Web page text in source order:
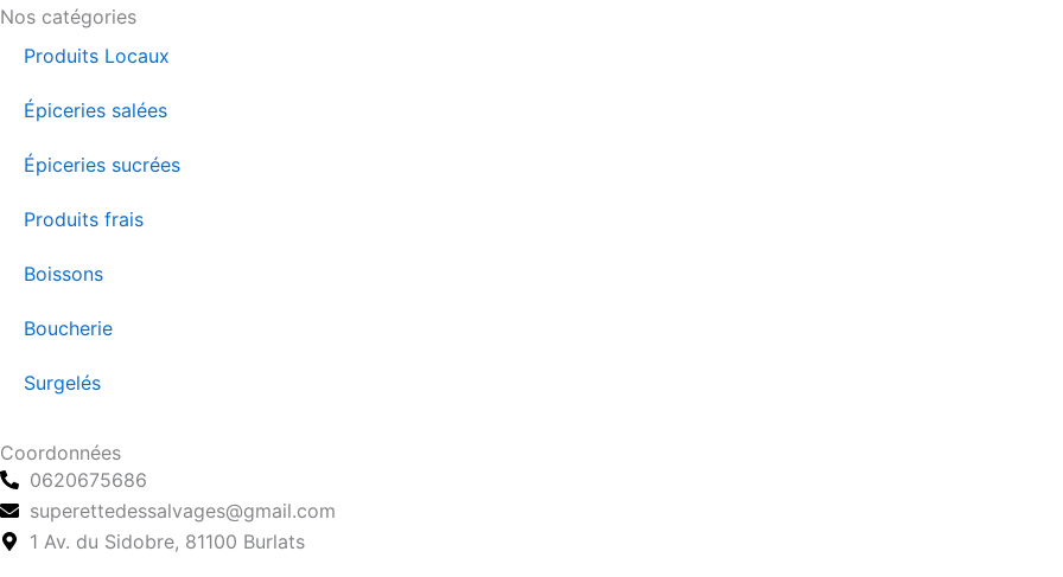
Nos catégories
Produits Locaux
Épiceries salées
Épiceries sucrées
Produits frais
Boissons
Boucherie
Surgelés
Coordonnées
0620675686
superettedessalvages@gmail.com
1 Av. du Sidobre, 81100 Burlats